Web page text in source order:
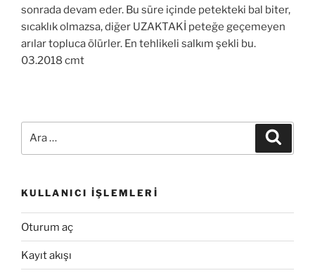
sonrada devam eder. Bu süre içinde petekteki bal biter,
sıcaklık olmazsa, diğer UZAKTAKİ peteğe geçemeyen
arılar topluca ölürler. En tehlikeli salkım şekli bu.
03.2018 cmt
KULLANICI İŞLEMLERI
Oturum aç
Kayıt akışı